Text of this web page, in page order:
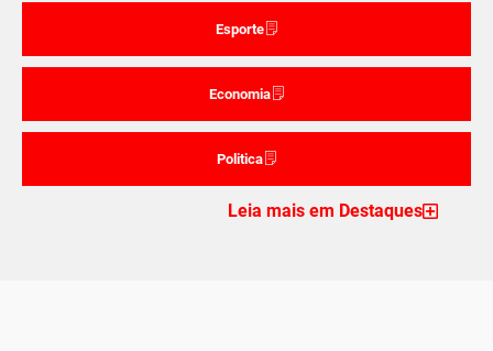
Esporte
Economia
Politica
Leia mais em Destaques